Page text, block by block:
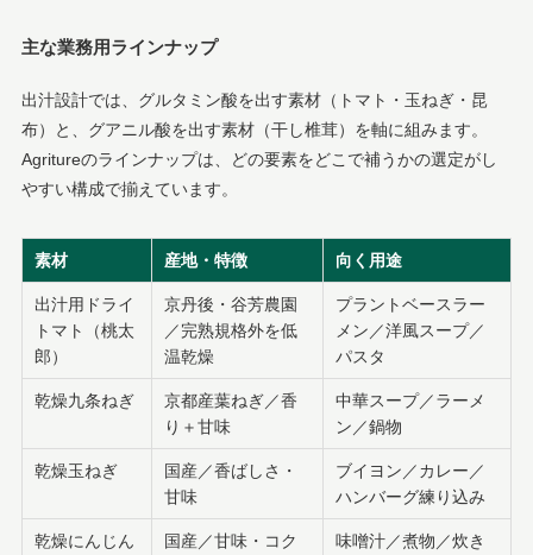
主な業務用ラインナップ
出汁設計では、グルタミン酸を出す素材（トマト・玉ねぎ・昆
布）と、グアニル酸を出す素材（干し椎茸）を軸に組みます。
Agritureのラインナップは、どの要素をどこで補うかの選定がし
やすい構成で揃えています。
素材 産地・特徴 向く用途
出汁用ドライ
トマト（桃太
郎）
京丹後・谷芳農園
／完熟規格外を低
温乾燥
プラントベースラー
メン／洋風スープ／
パスタ
乾燥九条ねぎ
京都産葉ねぎ／香
り＋甘味
中華スープ／ラーメ
ン／鍋物
乾燥玉ねぎ
国産／香ばしさ・
甘味
ブイヨン／カレー／
ハンバーグ練り込み
乾燥にんじん 国産／甘味・コク
味噌汁／煮物／炊き